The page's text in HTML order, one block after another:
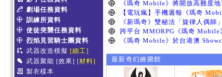
劇場任務資料
訓練所資料
使徒突襲任務資料
烈焰見習騎士團資料
武器改造模擬 [細工]
武器聚能 [效果] [材料]
製衣樣本
最新奇幻繪圖館